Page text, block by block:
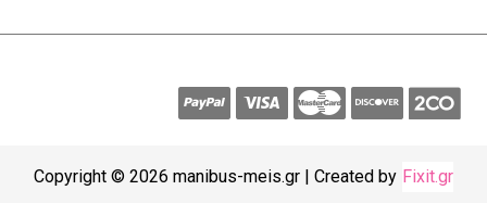
Copyright © 2026 manibus-meis.gr | Created by Fixit.gr